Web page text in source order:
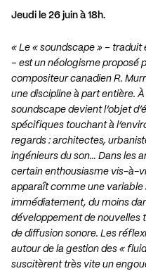
Jeudi le 26 juin à 18h.
« Le « soundscape » –
– est un néologisme proposé
compositeur canadien R.
une discipline à part entière.
soundscape devient l’objet
spécifiques touchant à
regards : architectes,
ingénieurs du son… Dans les
certain enthousiasme vis-à-
apparaît comme une
immédiatement, du moins
développement de nouvelles
de diffusion sonore. Les
autour de la gestion des «
suscitèrent très vite un